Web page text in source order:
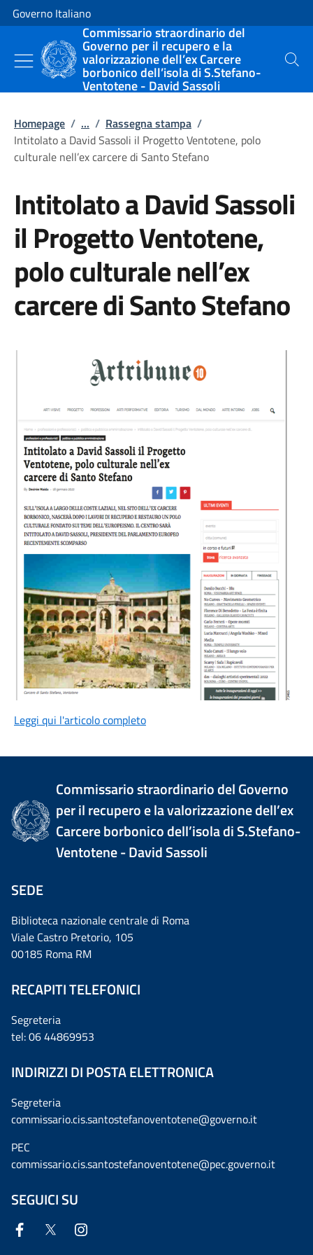
Vai al contenuto
Vai alla navigazione del sito
Governo Italiano
Commissario straordinario del
Governo per il recupero e la
valorizzazione dell’ex Carcere
borbonico dell’isola di S.Stefano-
Ventotene - David Sassoli
Cerca
Homepage / ... / Rassegna stampa /
Intitolato a David Sassoli il Progetto Ventotene, polo
culturale nell’ex carcere di Santo Stefano
Intitolato a David Sassoli
il Progetto Ventotene,
polo culturale nell’ex
carcere di Santo Stefano
Leggi qui l'articolo completo
Commissario straordinario del Governo
per il recupero e la valorizzazione dell’ex
Carcere borbonico dell’isola di S.Stefano-
Ventotene - David Sassoli
SEDE
Biblioteca nazionale centrale di Roma
Viale Castro Pretorio, 105
00185 Roma RM
RECAPITI TELEFONICI
Segreteria
tel: 06 44869953
INDIRIZZI DI POSTA ELETTRONICA
Segreteria
commissario.cis.santostefanoventotene@governo.it
PEC
commissario.cis.santostefanoventotene@pec.governo.it
SEGUICI SU